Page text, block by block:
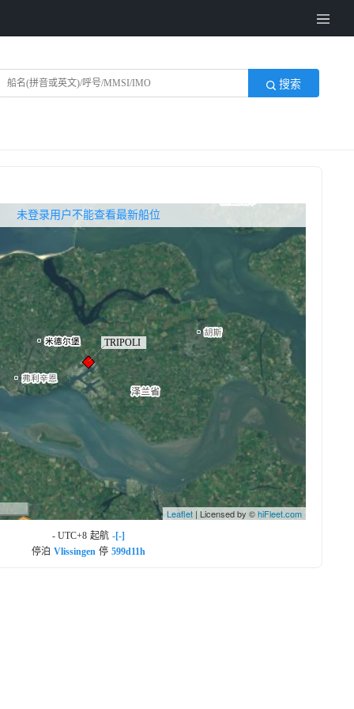
搜索
Leaflet | Licensed by ©hiFleet.com
未登录用户不能查看最新船位
无权查看最新船位，请联系开通
- UTC+8 起航 -[-]
停泊 Vlissingen 停 599d11h